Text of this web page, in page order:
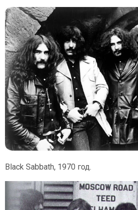
Black Sabbath, 1970 год.